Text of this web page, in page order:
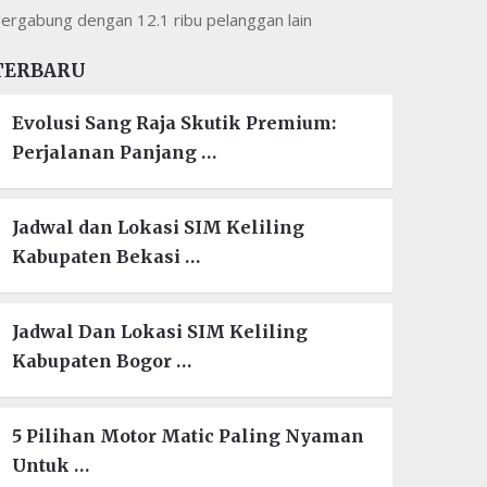
dengan 12.1 ribu pelanggan lain
Evolusi Sang Raja Skutik Premium:
Perjalanan Panjang …
Jadwal dan Lokasi SIM Keliling
Kabupaten Bekasi …
Jadwal Dan Lokasi SIM Keliling
Kabupaten Bogor …
5 Pilihan Motor Matic Paling Nyaman
Untuk …